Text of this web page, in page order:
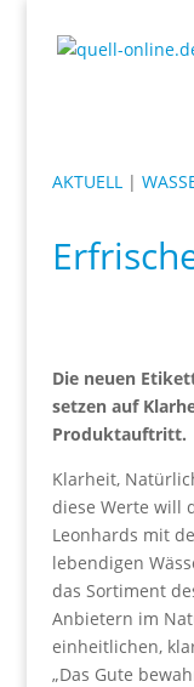
AKTUELL|
Die neuen
setzen auf
Produktauftritt.
Klarheit,
diese Werte will
Leonhards mit
lebendigen
das Sortiment
Anbietern im
einheitlichen,
„Das Gute